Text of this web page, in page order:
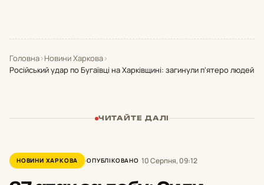
Головна›Новини Харкова›
Російський удар по Бугаївці на Харківщині: загинули п’ятеро людей
ЧИТАЙТЕ ДАЛІ
НОВИНИ ХАРКОВА ОПУБЛІКОВАНО 10 Серпня, 09:12